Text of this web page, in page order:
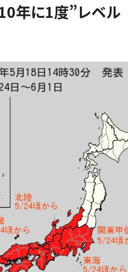
年に1度”レベ